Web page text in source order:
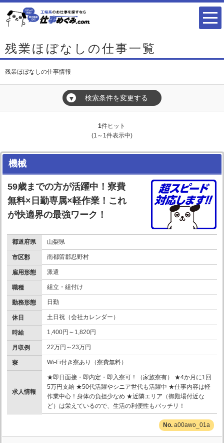
残業ほぼなしの仕事一覧
残業ほぼなしの仕事情報
▼ 検索条件を変更する
1件ヒット
(1～1件表示中)
機械
59歳までの方が活躍中！寮費
無料×日勤専属×軽作業！これ
が快適界の最強ワーク！
都道府県 山梨県
市区郡 南都留郡忍野村
雇用形態 派遣
職種 組立・組付け
勤務形態 日勤
休日 土日祝（会社カレンダー）
時給 1,400円～1,820円
月収例 22万円～23万円
寮 Wi-Fi付き寮あり（寮費無料）
求人情報
★即日面接・即内定・即入寮可！（家族寮有） ★4か月に1回
5万円支給 ★50代活躍やシニア世代も活躍中 ★仕事内容は軽
作業中心！身体の負担少なめ ★近隣エリア（御殿場付近な
ど）は栄えているので、生活の利便性もバッチリ！
a00awo_01a